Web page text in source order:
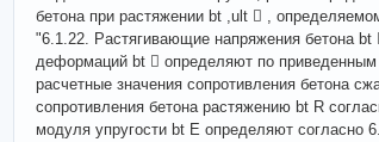
бетона при растяжении bt ,ult  ,
"6.1.22. Растягивающие напряжения бетона bt
деформаций bt  определяют по
расчетные значения сопротивления бетона
сопротивления бетона растяжению bt R
модуля упругости bt E определяют согласно